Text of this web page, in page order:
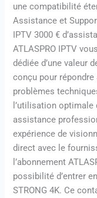
une compatibilité
Assistance et
IPTV 3000 €
ATLASPRO IPTV
dédiée d’une valeur
conçu pour
problèmes
l’utilisation
assistance
expérience de
direct avec le
l’abonnement
possibilité d’entrer
STRONG 4K. Ce